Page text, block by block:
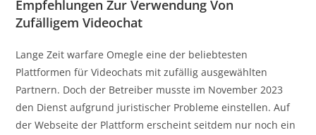
Empfehlungen Zur Verwendung Von
Zufälligem Videochat
Lange Zeit warfare Omegle eine der beliebtesten
Plattformen für Videochats mit zufällig ausgewählten
Partnern. Doch der Betreiber musste im November 2023
den Dienst aufgrund juristischer Probleme einstellen. Auf
der Webseite der Plattform erscheint seitdem nur noch ein